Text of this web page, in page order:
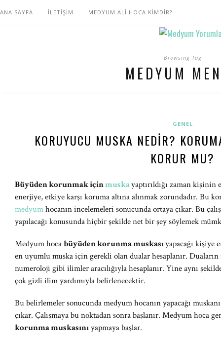
ANA SAYFA İLETİŞİM MEDYUM ALİ HOCA KİMDİR?
Browsing Tag
MEDYUM
GENEL
KORUYUCU MUSKA NEDIR?
KORUR MU?
Büyüden korunmak içinmuskayaptırıldığı zaman
enerjiye, etkiye karşı koruma altına alınmak zorundadır. Bu
medyumhocanın incelemeleri sonucunda ortaya çıkar. Bu
yapılacağı konusunda hiçbir şekilde net bir şey söylemek
Medyum hocabüyüden korunma muskasıyapacağı kişiye
en uyumlu muska için gerekli olan dualar hesaplanır.
numeroloji gibi ilimler aracılığıyla hesaplanır. Yine aynı
çok gizli ilim yardımıyla belirlenecektir.
Bu belirlemeler sonucunda medyum hocanın yapacağı
çıkar. Çalışmaya bu noktadan sonra başlanır. Medyum hoca
korunma muskasınıyapmaya başlar.